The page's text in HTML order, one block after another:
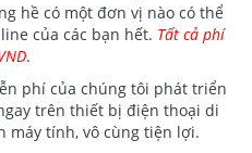
hề có một đơn vị nào có thể
của các bạn hết. Tất cả phí
.
phí của chúng tôi phát triển
trên thiết bị điện thoại di
máy tính, vô cùng tiện lợi.